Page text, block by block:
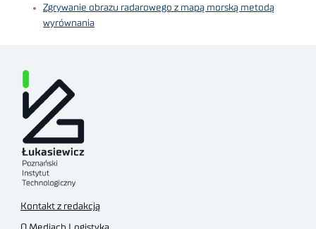
Zgrywanie obrazu radarowego z mapą morską metodą
wyrównania
Kontakt z redakcją